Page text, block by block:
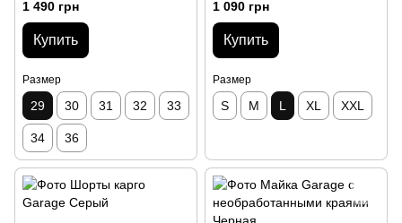
1 490 грн
Купить
Размер
29 30 31 32 33
34 36
1 090 грн
Купить
Размер
S M L XL XXL